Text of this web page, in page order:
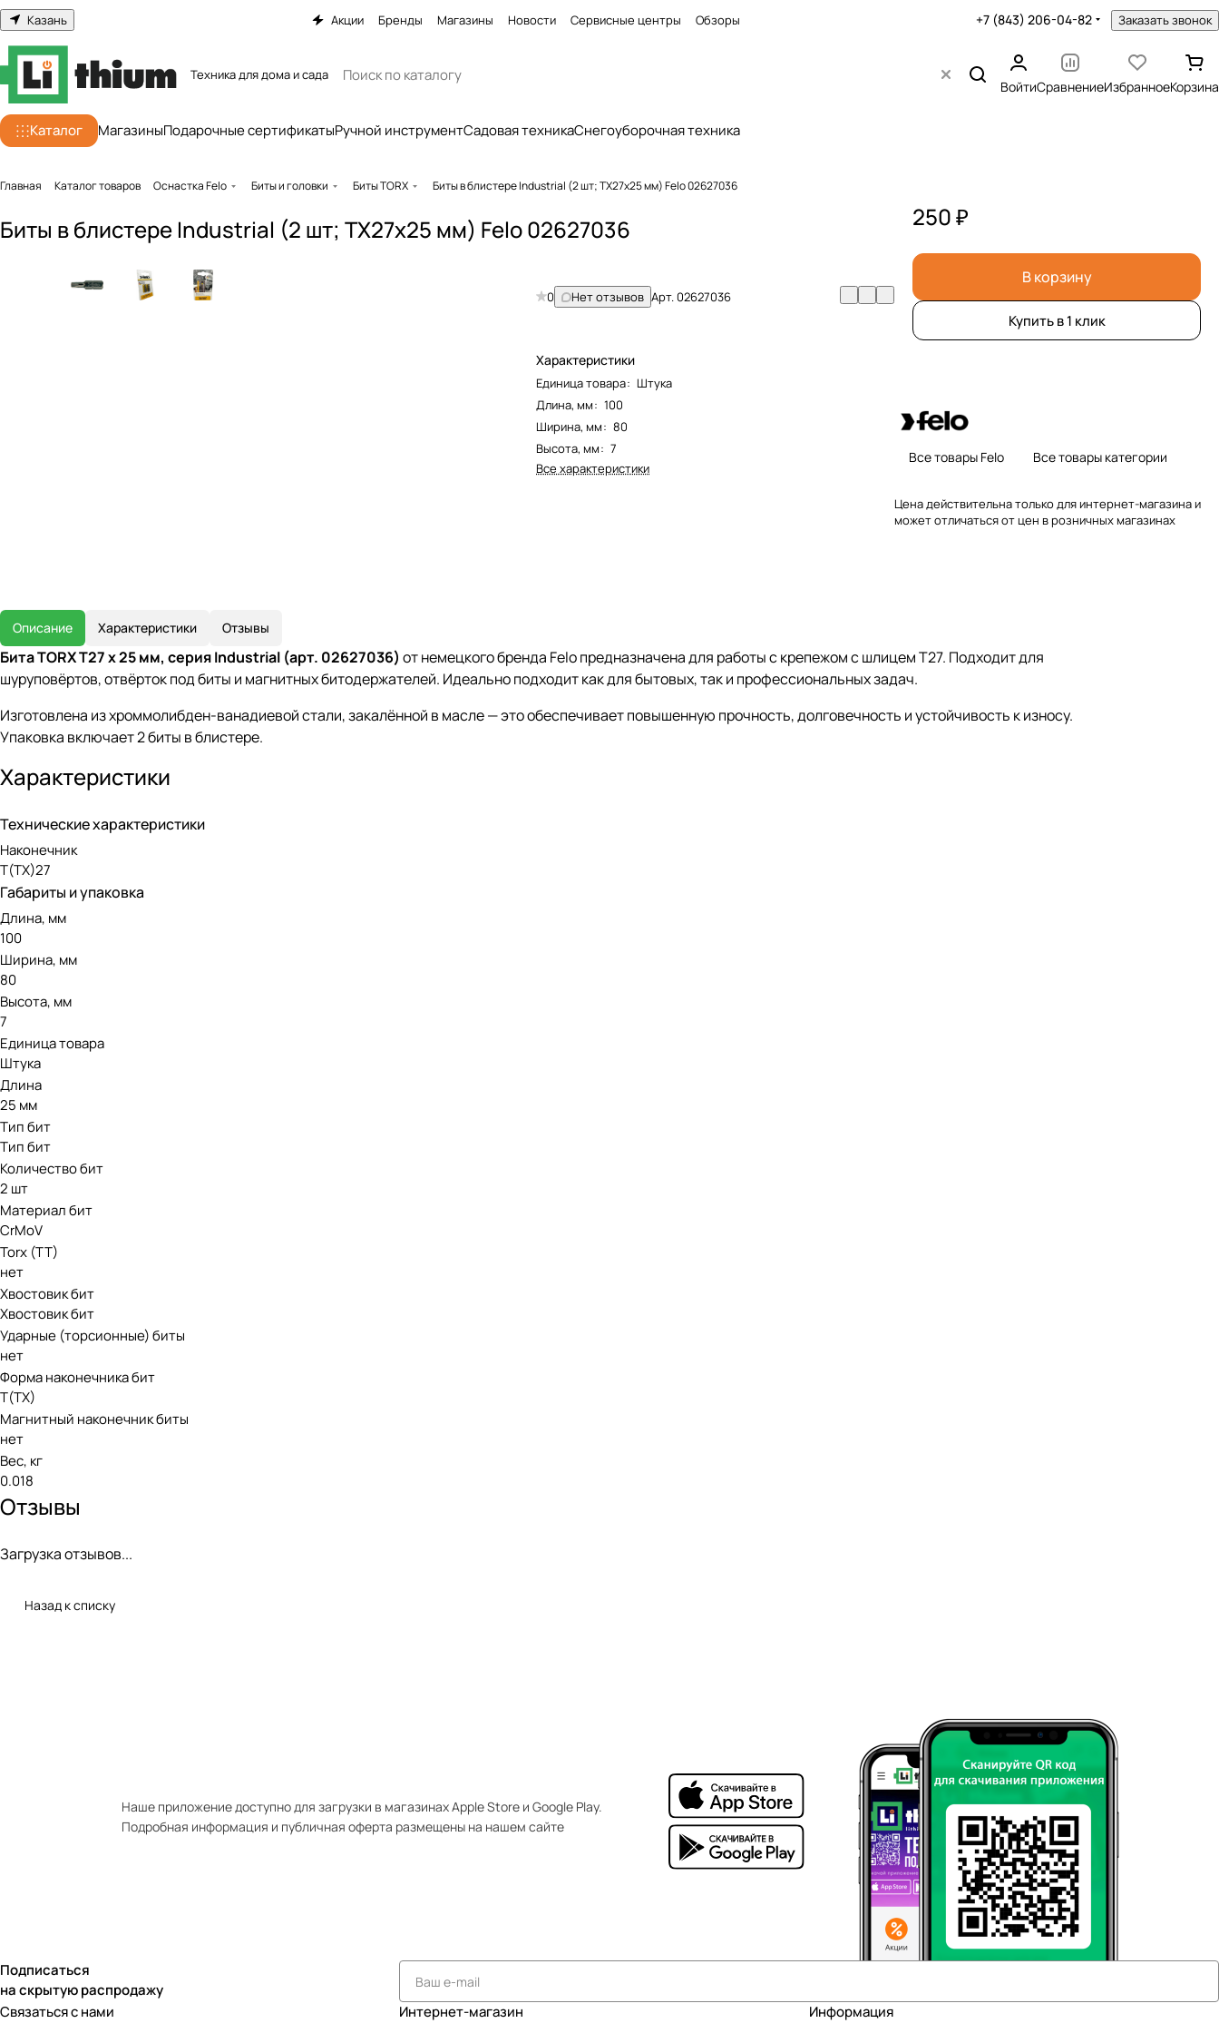
Казань Акции Бренды Магазины Новости Сервисные центры Обзоры +7 (843) 206-04-82 Заказать звонок
Техника для дома и сада
ВойтиСравнениеИзбранноеКорзина
Каталог МагазиныПодарочные сертификатыРучной инструментСадовая техникаСнегоуборочная техника
Главная Каталог товаров Оснастка Felo Биты и головки Биты TORX Биты в блистере Industrial (2 шт; TX27x25 мм) Felo 02627036
Биты в блистере Industrial (2 шт; TX27x25 мм) Felo 02627036
0 Нет отзывов Арт.02627036
Характеристики
Единица товара: Штука
Длина, мм: 100
Ширина, мм: 80
Высота, мм: 7
Все характеристики
250 ₽
В корзину
Купить в 1 клик
Все товары Felo Все товары категории
Цена действительна только для интернет-магазина и
может отличаться от цен в розничных магазинах
Описание Характеристики Отзывы
Бита TORX T27 x 25 мм, серия Industrial (арт. 02627036) от немецкого бренда Felo предназначена для работы с крепежом с шлицем T27. Подходит для
шуруповёртов, отвёрток под биты и магнитных битодержателей. Идеально подходит как для бытовых, так и профессиональных задач.
Изготовлена из хроммолибден-ванадиевой стали, закалённой в масле — это обеспечивает повышенную прочность, долговечность и устойчивость к износу.
Упаковка включает 2 биты в блистере.
Характеристики
Технические характеристики
Наконечник
Т(ТХ)27
Габариты и упаковка
Длина, мм
100
Ширина, мм
80
Высота, мм
7
Единица товара
Штука
Длина
25 мм
Тип бит
Тип бит
Количество бит
2 шт
Материал бит
CrMoV
Torx (TT)
нет
Хвостовик бит
Хвостовик бит
Ударные (торсионные) биты
нет
Форма наконечника бит
T(TX)
Магнитный наконечник биты
нет
Вес, кг
0.018
Отзывы
Загрузка отзывов...
Назад к списку
Наше приложение доступно для загрузки в магазинах Apple Store и Google Play.
Подробная информация и публичная оферта размещены на нашем сайте
Подписаться
на скрытую распродажу
Связаться с нами
Интернет-магазин Информация